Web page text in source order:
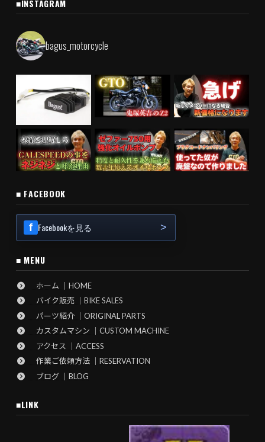
■INSTAGRAM
bagus_motorcycle
■ FACEBOOK
Facebookを見る
■ MENU
ホーム ｜HOME
バイク販売 ｜BIKE SALES
パーツ紹介 ｜ORIGINAL PARTS
カスタムマシン ｜CUSTOM MACHINE
アクセス ｜ACCESS
作業ご依頼方法 ｜RESERVATION
ブログ ｜BLOG
■LINK